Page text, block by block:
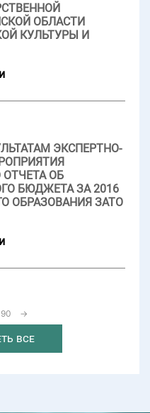
ОБЛАСТИ
КУЛЬТУРЫ И
ЭКСПЕРТНО-
ОТЧЕТА ОБ
БЮДЖЕТА ЗА 2016
ОБРАЗОВАНИЯ ЗАТО
90 →
все